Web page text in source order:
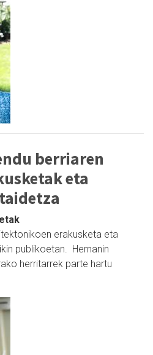
berriaren
eta
erakusketa eta
publikoetan. Hernanin
herritarrek parte hartu